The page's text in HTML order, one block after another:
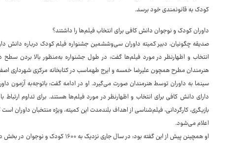
کودک به قانونمندی خود برسد.
داوران کودک و نوجوان دانش کافی برای انتخاب فیلم‌ها را داشتند؟
صدیقه چگونیان، دبیر کمیته داوران سی‌وششمین جشنواره فیلم کودک درباره دانش
انتخاب و اظهارنظر در مورد فیلم‌ها گفت: در طول جشنواره به‌منظور بالا بردن
هنرمندان مطرح همچون علیرضا خمسه و ایرج طهماسب در کتابخانه مرکزی شهرداری
سینما به داوران توسط هنرمندان صورت می‌گیرد. او در ادامه گفت: باتوجه‌به آزمون
دارای دانش کافی برای انتخاب و اظهارنظر در مورد فیلم‌ها هستند. برای تداوم
بازیگری، کارگردانی، فیلم‌شناسی از اهداف بلندمدت این کمیته، ویژه منتخبان داوران
اعلام می‌شود.
او همچینن پیش از این گفته بود: در سال